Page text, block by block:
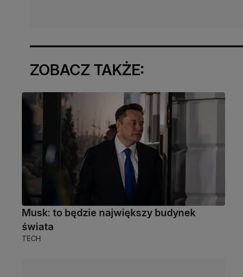
ZOBACZ TAKŻE:
Musk: to będzie największy budynek
świata
TECH